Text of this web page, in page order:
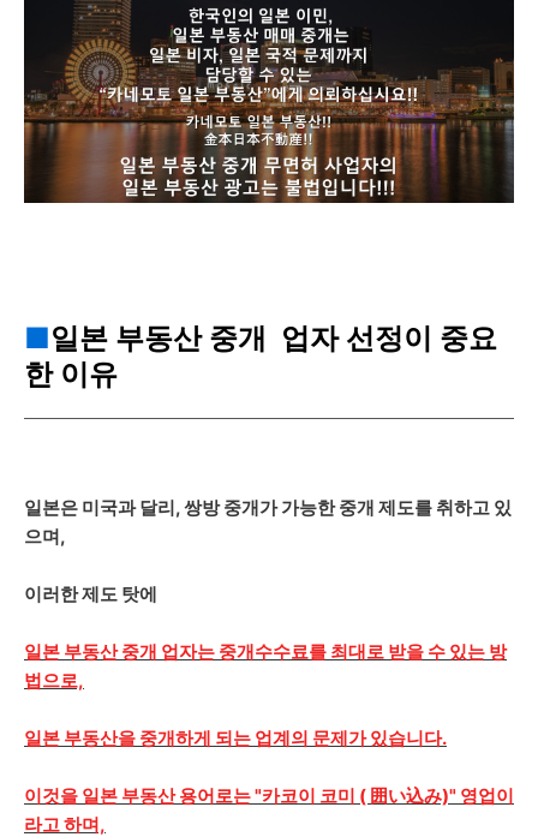
■일본 부동산 중개 업자 선정이 중요
한 이유
일본은 미국과 달리, 쌍방 중개가 가능한 중개 제도를 취하고 있
으며,
이러한 제도 탓에
일본 부동산 중개 업자는 중개수수료를 최대로 받을 수 있는 방
법으로,
일본 부동산을 중개하게 되는 업계의 문제가 있습니다.
이것을 일본 부동산 용어로는 "카코이 코미 ( 囲い込み)" 영업이
라고 하며,